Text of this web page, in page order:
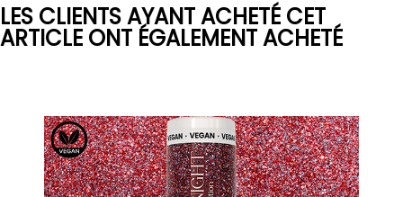
LES CLIENTS AYANT ACHETÉ CET
ARTICLE ONT ÉGALEMENT ACHETÉ